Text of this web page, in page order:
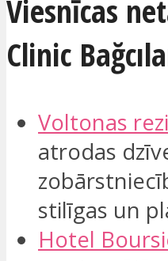
Viesnīcas
Clinic
Voltonas
atrodas
stilīgas un
Hotel